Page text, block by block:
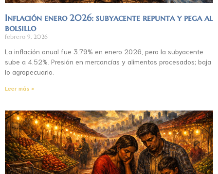
Inflación enero 2026: subyacente repunta y pega al
bolsillo
febrero 9, 2026
La inflación anual fue 3.79% en enero 2026, pero la subyacente
sube a 4.52%. Presión en mercancías y alimentos procesados; baja
lo agropecuario.
Leer más »